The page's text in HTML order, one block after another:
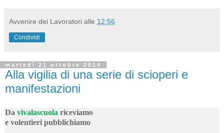
Avvenire dei Lavoratori alle 12:56
Condividi
martedì 21 ottobre 2014
Alla vigilia di una serie di scioperi e
manifestazioni
Da vivalascuola riceviamo
e volentieri pubblichiamo